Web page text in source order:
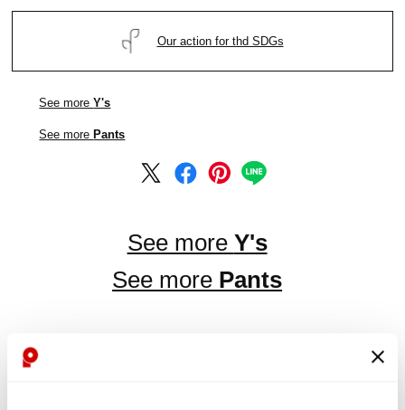
Our action for thd SDGs
See moreY's
See more Pants
See more Y's
See more Pants